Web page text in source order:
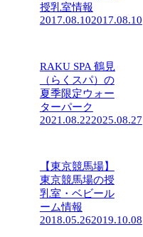
授乳室情報
2017.08.102017.08.10
RAKU SPA 鶴見
（らくスパ）の
夏季限定ウォー
ターパーク
2021.08.222025.08.27
【東京競馬場】
東京競馬場の授
乳室・ベビール
ーム情報
2018.05.262019.10.08